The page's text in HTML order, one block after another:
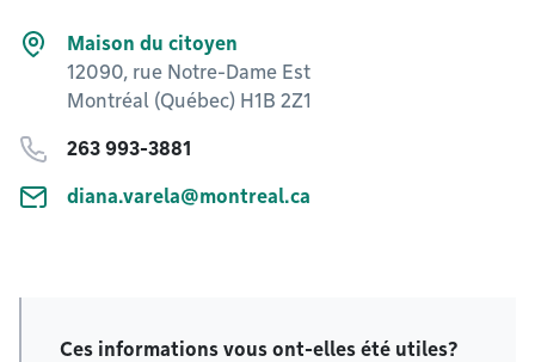
Maison du citoyen
12090, rue Notre-Dame Est
Montréal (Québec) H1B 2Z1
263 993-3881
diana.varela@montreal.ca
Ces informations vous ont-elles été utiles?